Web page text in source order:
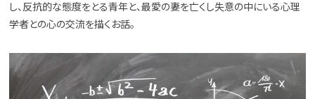
し、反抗的な態度をとる青年と、最愛の妻を亡くし失意の中にいる心理
学者との心の交流を描くお話。